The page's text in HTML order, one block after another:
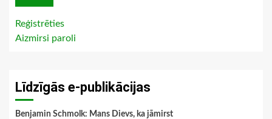
Reģistrēties
Aizmirsi paroli
Līdzīgās e-publikācijas
Benjamin Schmolk: Mans Dievs, ka jāmirst